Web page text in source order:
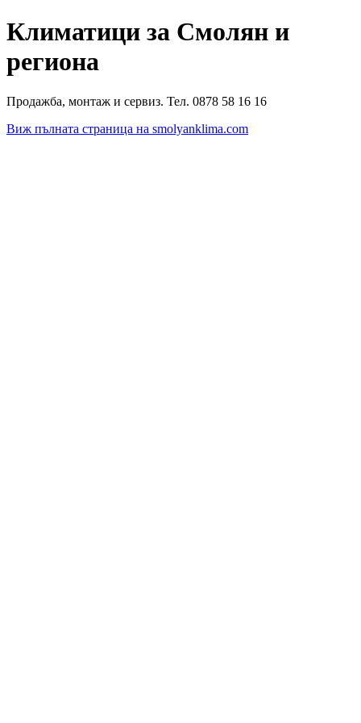
Климатици за Смолян и
региона
Продажба, монтаж и сервиз. Тел. 0878 58 16 16
Виж пълната страница на smolyanklima.com